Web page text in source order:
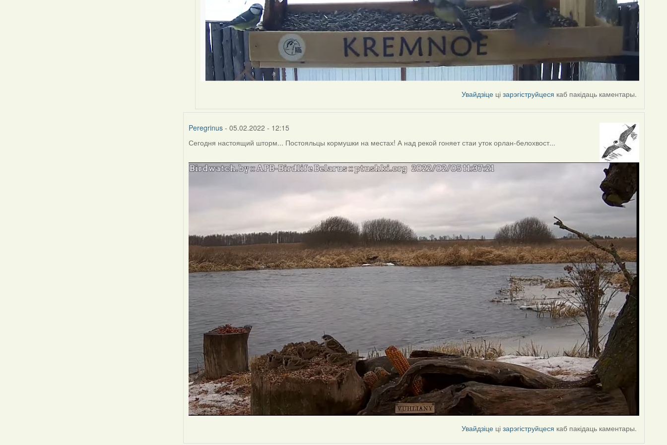
Увайдзіце цізарэгіструйцеся каб пакідаць каментары.
Peregrinus - 05.02.2022 - 12:15
Сегодня настоящий шторм... Постояльцы кормушки на местах! А над рекой гоняет стаи уток орлан-белохвост...
Увайдзіце цізарэгіструйцеся каб пакідаць каментары.